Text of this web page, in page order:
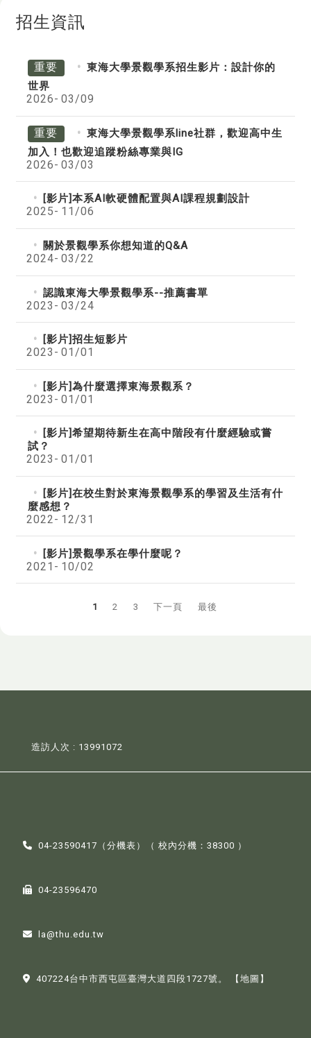
招生資訊
重要
東海大學景觀學系招生影片：設計你的
世界
2026- 03/09
重要
東海大學景觀學系line社群，歡迎高中生
加入！也歡迎追蹤粉絲專業與IG
2026- 03/03
[影片]本系AI軟硬體配置與AI課程規劃設計
2025- 11/06
關於景觀學系你想知道的Q&A
2024- 03/22
認識東海大學景觀學系--推薦書單
2023- 03/24
[影片]招生短影片
2023- 01/01
[影片]為什麼選擇東海景觀系？
2023- 01/01
[影片]希望期待新生在高中階段有什麼經驗或嘗
試？
2023- 01/01
[影片]在校生對於東海景觀學系的學習及生活有什
麼感想？
2022- 12/31
[影片]景觀學系在學什麼呢？
2021- 10/02
1 2 3 下一頁 最後
造訪人次 : 13991072
04-23590417（分機表 ）（ 校內分機：38300 ）
04-23596470
la@thu.edu.tw
407224台中市西屯區臺灣大道四段1727號。 【地圖】